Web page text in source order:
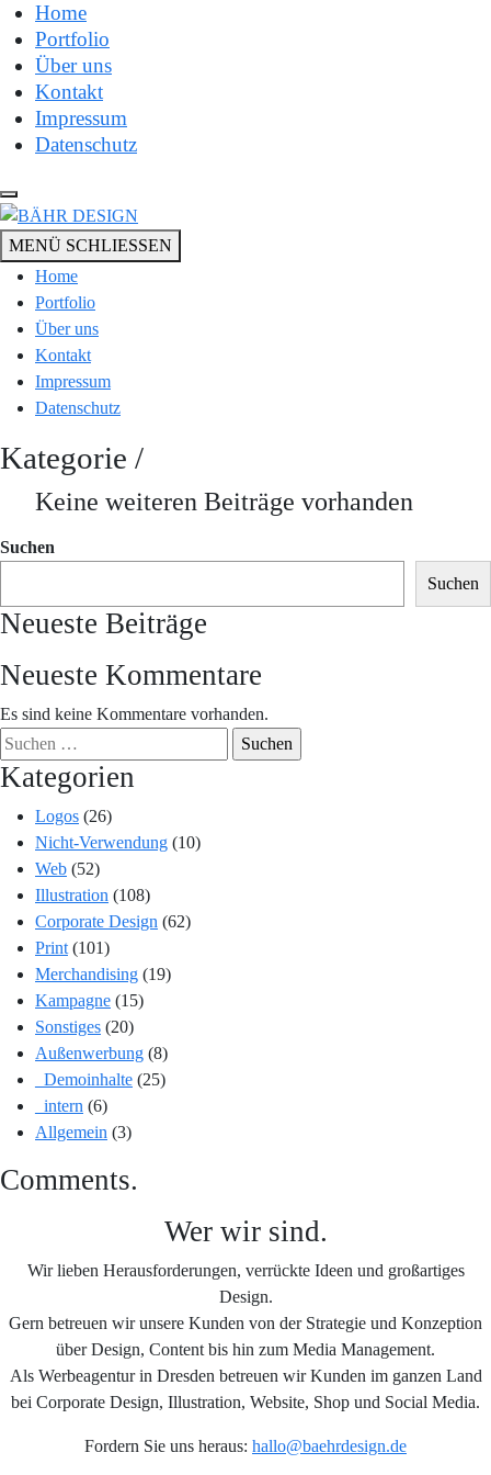
Home
Portfolio
Über uns
Kontakt
Impressum
Datenschutz
MENÜ SCHLIESSEN
Home
Portfolio
Über uns
Kontakt
Impressum
Datenschutz
Kategorie /
Keine weiteren Beiträge vorhanden
Suchen
Suchen
Neueste Beiträge
Neueste Kommentare
Es sind keine Kommentare vorhanden.
Suchen
nach:
Kategorien
Logos (26)
Nicht-Verwendung (10)
Web (52)
Illustration (108)
Corporate Design (62)
Print (101)
Merchandising (19)
Kampagne (15)
Sonstiges (20)
Außenwerbung (8)
_Demoinhalte (25)
_intern (6)
Allgemein (3)
Comments.
Wer wir sind.
Wir lieben Herausforderungen, verrückte Ideen und großartiges
Design.
Gern betreuen wir unsere Kunden von der Strategie und Konzeption
über Design, Content bis hin zum Media Management.
Als Werbeagentur in Dresden betreuen wir Kunden im ganzen Land
bei Corporate Design, Illustration, Website, Shop und Social Media.
Fordern Sie uns heraus: hallo@baehrdesign.de